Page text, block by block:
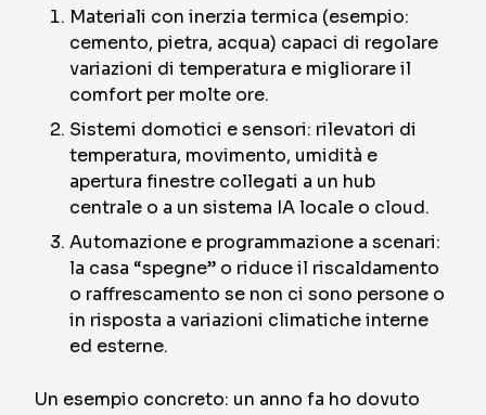
Materiali con inerzia termica (esempio:
cemento, pietra, acqua) capaci di regolare
variazioni di temperatura e migliorare il
comfort per molte ore.
Sistemi domotici e sensori: rilevatori di
temperatura, movimento, umidità e
apertura finestre collegati a un hub
centrale o a un sistema IA locale o cloud.
Automazione e programmazione a scenari:
la casa “spegne” o riduce il riscaldamento
o raffrescamento se non ci sono persone o
in risposta a variazioni climatiche interne
ed esterne.
Un esempio concreto: un anno fa ho dovuto